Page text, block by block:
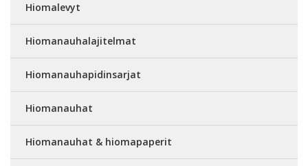
Hiomalevyt
Hiomanauhalajitelmat
Hiomanauhapidinsarjat
Hiomanauhat
Hiomanauhat & hiomapaperit